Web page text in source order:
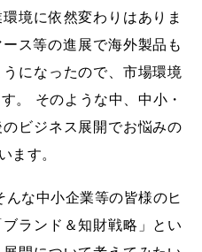
境に依然変わりはありま
ス等の進展で海外製品も
になったので、市場環境
。 そのような中、中小・
ビジネス展開でお悩みの
ます。
な中小企業等の皆様のヒ
ランド＆知財戦略」とい